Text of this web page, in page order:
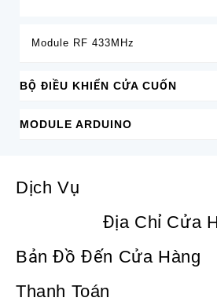
Module RF 433MHz
BỘ ĐIỀU KHIỂN CỬA CUỐN
MODULE ARDUINO
Dịch Vụ
Địa Chỉ Cửa
Bản Đồ Đến Cửa Hàng
Thanh Toán